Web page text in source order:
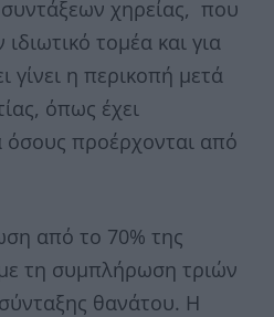
χηρείας, που
τομέα και για
γίνει η περικοπή μετά
όπως έχει
όσους προέρχονται από
από το 70% της
τη συμπλήρωση τριών
θανάτου. Η